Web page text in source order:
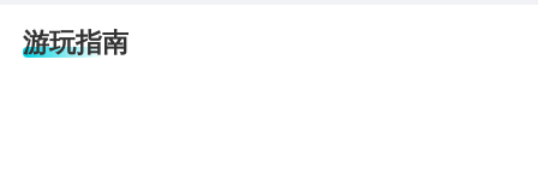
游玩指南